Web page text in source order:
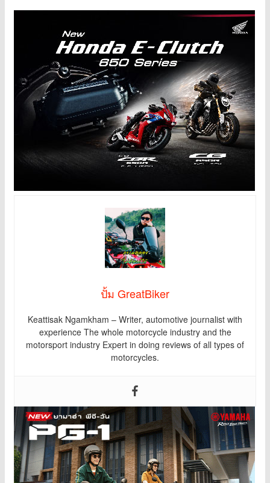
ปั้ม GreatBiker
Keattisak Ngamkham – Writer, automotive journalist with
experience The whole motorcycle industry and the
motorsport industry Expert in doing reviews of all types of
motorcycles.